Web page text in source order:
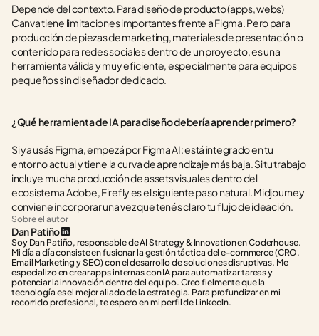
Depende del contexto. Para diseño de producto (apps, webs)
Canva tiene limitaciones importantes frente a Figma. Pero para
producción de piezas de marketing, materiales de presentación o
contenido para redes sociales dentro de un proyecto, es una
herramienta válida y muy eficiente, especialmente para equipos
pequeños sin diseñador dedicado.
¿Qué herramienta de IA para diseño debería aprender primero?
Si ya usás Figma, empezá por Figma AI: está integrado en tu
entorno actual y tiene la curva de aprendizaje más baja. Si tu trabajo
incluye mucha producción de assets visuales dentro del
ecosistema Adobe, Firefly es el siguiente paso natural. Midjourney
conviene incorporar una vez que tenés claro tu flujo de ideación.
Sobre el autor
Dan Patiño
Soy Dan Patiño, responsable de AI Strategy & Innovation en Coderhouse.
Mi día a día consiste en fusionar la gestión táctica del e-commerce (CRO,
Email Marketing y SEO) con el desarrollo de soluciones disruptivas. Me
especializo en crear apps internas con IA para automatizar tareas y
potenciar la innovación dentro del equipo. Creo fielmente que la
tecnología es el mejor aliado de la estrategia. Para profundizar en mi
recorrido profesional, te espero en mi perfil de LinkedIn.